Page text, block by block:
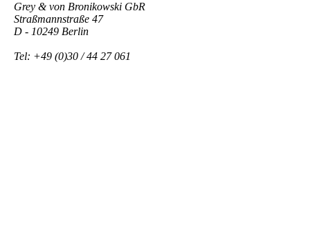
Grey & von Bronikowski GbR
Straßmannstraße 47
D - 10249 Berlin
Tel: +49 (0)30 / 44 27 061